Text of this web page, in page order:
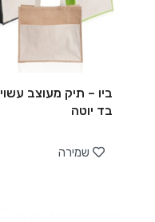
ביו – תיק מעוצב עשוי
בד יוטה
שמירה